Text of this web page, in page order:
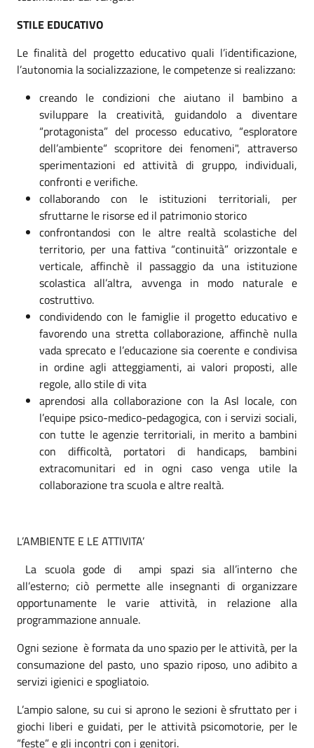
STILE EDUCATIVO
Le finalità del progetto educativo quali l’identificazione,
l’autonomia la socializzazione, le competenze si realizzano:
creando le condizioni che aiutano il bambino a
sviluppare la creatività, guidandolo a diventare
“protagonista” del processo educativo, “esploratore
dell’ambiente“ scopritore dei fenomeni", attraverso
sperimentazioni ed attività di gruppo, individuali,
confronti e verifiche.
collaborando con le istituzioni territoriali, per
sfruttarne le risorse ed il patrimonio storico
confrontandosi con le altre realtà scolastiche del
territorio, per una fattiva “continuità” orizzontale e
verticale, affinchè il passaggio da una istituzione
scolastica all’altra, avvenga in modo naturale e
costruttivo.
condividendo con le famiglie il progetto educativo e
favorendo una stretta collaborazione, affinchè nulla
vada sprecato e l’educazione sia coerente e condivisa
in ordine agli atteggiamenti, ai valori proposti, alle
regole, allo stile di vita
aprendosi alla collaborazione con la Asl locale, con
l’equipe psico-medico-pedagogica, con i servizi sociali,
con tutte le agenzie territoriali, in merito a bambini
con difficoltà, portatori di handicaps, bambini
extracomunitari ed in ogni caso venga utile la
collaborazione tra scuola e altre realtà.
L’AMBIENTE E LE ATTIVITA’
La scuola gode di ampi spazi sia all’interno che
all’esterno; ciò permette alle insegnanti di organizzare
opportunamente le varie attività, in relazione alla
programmazione annuale.
Ogni sezione è formata da uno spazio per le attività, per la
consumazione del pasto, uno spazio riposo, uno adibito a
servizi igienici e spogliatoio.
L’ampio salone, su cui si aprono le sezioni è sfruttato per i
giochi liberi e guidati, per le attività psicomotorie, per le
“feste” e gli incontri con i genitori.